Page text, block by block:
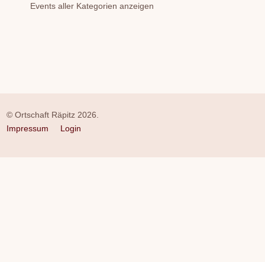
Events aller Kategorien anzeigen
© Ortschaft Räpitz 2026.
Impressum
Login